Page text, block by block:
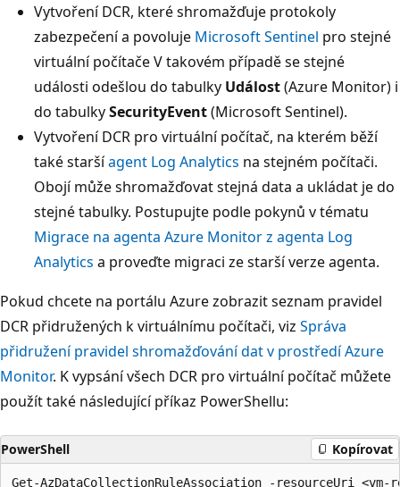
Vytvoření DCR, které shromažďuje protokoly
zabezpečení a povoluje Microsoft Sentinel pro stejné
virtuální počítače V takovém případě se stejné
události odešlou do tabulky Událost(Azure Monitor) i
do tabulkySecurityEvent(Microsoft Sentinel).
Vytvoření DCR pro virtuální počítač, na kterém běží
také staršíagent Log Analytics na stejném počítači.
Obojí může shromažďovat stejná data a ukládat je do
stejné tabulky. Postupujte podle pokynů v tématu
Migrace na agenta Azure Monitor z agenta Log
Analytics a proveďte migraci ze starší verze agenta.
Pokud chcete na portálu Azure zobrazit seznam pravidel
DCR přidružených k virtuálnímu počítači, viz Správa
přidružení pravidel shromažďování dat v prostředí Azure
Monitor. K vypsání všech DCR pro virtuální počítač můžete
použít také následující příkaz PowerShellu:
PowerShell Kopírovat